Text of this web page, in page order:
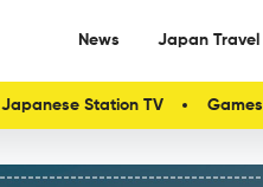
News Japan Travel
Japanese Station TV Games